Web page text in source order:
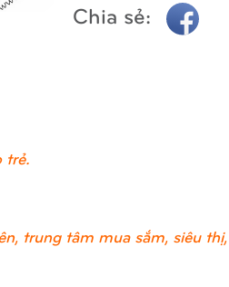
Chia sẻ:
trẻ.
trung tâm mua sắm, siêu